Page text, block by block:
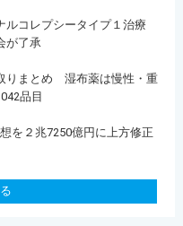
コレプシータイプ１治療
が了承
りまとめ 湿布薬は慢性・重
品目
を２兆7250億円に上方修正